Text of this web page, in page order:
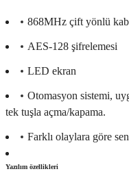
868MHz çift yönlü
AES-128 şifrelemesi
LED ekran
Otomasyon sistemi,
tek tuşla açma/kapama.
Farklı olaylara göre
Yazılım özellikleri